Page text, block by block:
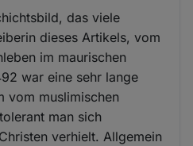
das viele
dieses Artikels, vom
im maurischen
war eine sehr lange
vom muslimischen
man sich
verhielt. Allgemein